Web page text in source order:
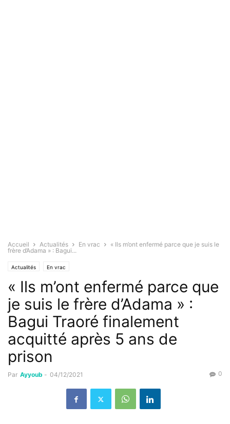
Accueil Actualités En vrac
« Ils m’ont enfermé parce que je suis le
frère d’Adama » : Bagui...
Actualités En vrac
« Ils m’ont enfermé parce que
je suis le frère d’Adama » :
Bagui Traoré finalement
acquitté après 5 ans de
prison
Par Ayyoub - 04/12/2021 0